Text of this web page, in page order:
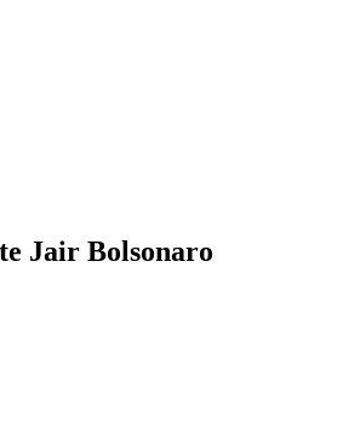
Jair Bolsonaro